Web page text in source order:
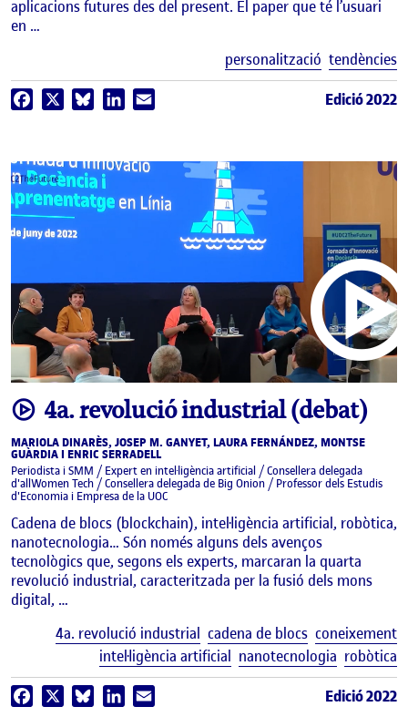
aplicacions futures des del present. El paper que té l’usuari
en …
personalització tendències
Facebook BlueskyLinkedIn Edició 2022
video4a. revolució industrial (debat)
MARIOLA DINARÈS, JOSEP M. GANYET, LAURA FERNÁNDEZ, MONTSE
GUÀRDIA I ENRIC SERRADELL
Periodista i SMM / Expert en intel·ligència artificial / Consellera delegada
d'allWomen Tech / Consellera delegada de Big Onion / Professor dels Estudis
d'Economia i Empresa de la UOC
Cadena de blocs (blockchain), intel·ligència artificial, robòtica,
nanotecnologia… Són només alguns dels avenços
tecnològics que, segons els experts, marcaran la quarta
revolució industrial, caracteritzada per la fusió dels mons
digital, …
4a. revolució industrial cadena de blocs coneixement
intel·ligència artificial nanotecnologia robòtica
Facebook BlueskyLinkedIn Edició 2022